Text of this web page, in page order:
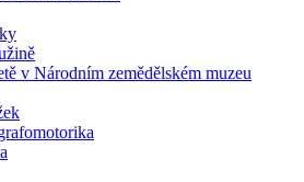
v Národním zemědělském muzeu